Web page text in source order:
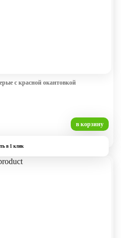
с красной окантовкой
в корзину
в 1 клик